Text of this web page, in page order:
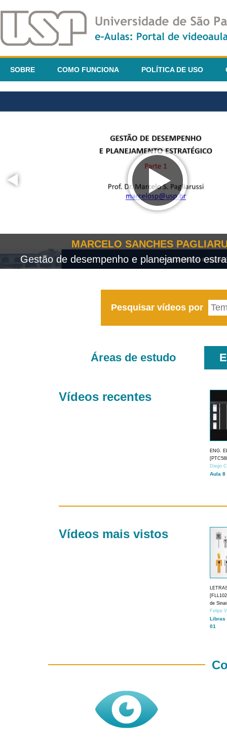
SOBRE COMO FUNCIONA POLÍTICA DE USO
MARCELO SANCHES
Gestão de desempenho e planejamento
Pesquisar vídeos por
Áreas de estudo
Vídeos recentes
ENG.
Diego
Aula 8
Vídeos mais vistos
de
Felipe
Libras
01